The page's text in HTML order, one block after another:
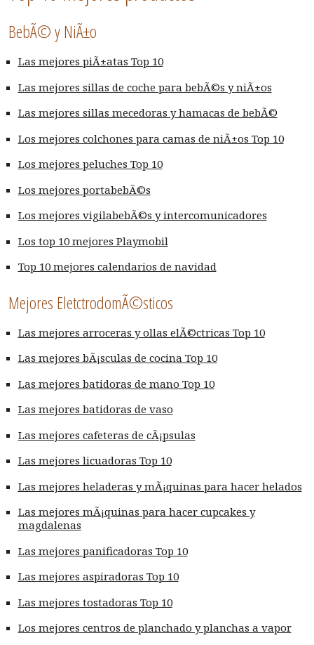
BebÃ© y NiÃ±o
Las mejores piÃ±atas Top 10
Las mejores sillas de coche para bebÃ©s y niÃ±os
Las mejores sillas mecedoras y hamacas de bebÃ©
Los mejores colchones para camas de niÃ±os Top 10
Los mejores peluches Top 10
Los mejores portabebÃ©s
Los mejores vigilabebÃ©s y intercomunicadores
Los top 10 mejores Playmobil
Top 10 mejores calendarios de navidad
Mejores EletctrodomÃ©sticos
Las mejores arroceras y ollas elÃ©ctricas Top 10
Las mejores bÃ¡sculas de cocina Top 10
Las mejores batidoras de mano Top 10
Las mejores batidoras de vaso
Las mejores cafeteras de cÃ¡psulas
Las mejores licuadoras Top 10
Las mejores heladeras y mÃ¡quinas para hacer helados
Las mejores mÃ¡quinas para hacer cupcakes y
magdalenas
Las mejores panificadoras Top 10
Las mejores aspiradoras Top 10
Las mejores tostadoras Top 10
Los mejores centros de planchado y planchas a vapor